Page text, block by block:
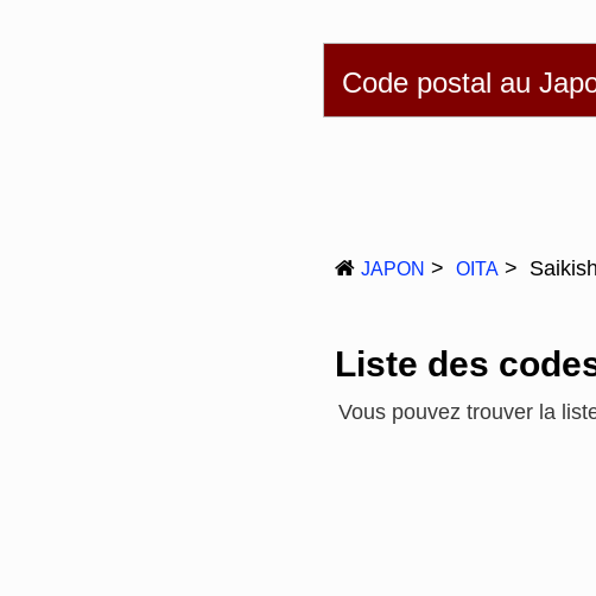
Code postal au
JAPON OITA
Liste des
Vous pouvez trouver la